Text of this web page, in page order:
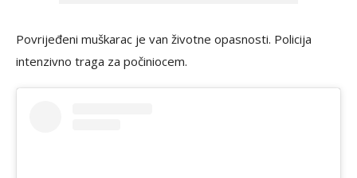
Povrijeđeni muškarac je van životne opasnosti. Policija
intenzivno traga za počiniocem.